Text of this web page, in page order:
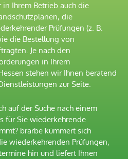
in Ihrem Betrieb auch die
die
Prüfungen (z. B.
die Bestellung von
Je nach den
in Ihrem
stehen wir Ihnen beratend
zur Seite.
auf der Suche nach einem
für Sie wiederkehrende
brarbe kümmert sich
wiederkehrenden Prüfungen,
hin und liefert Ihnen